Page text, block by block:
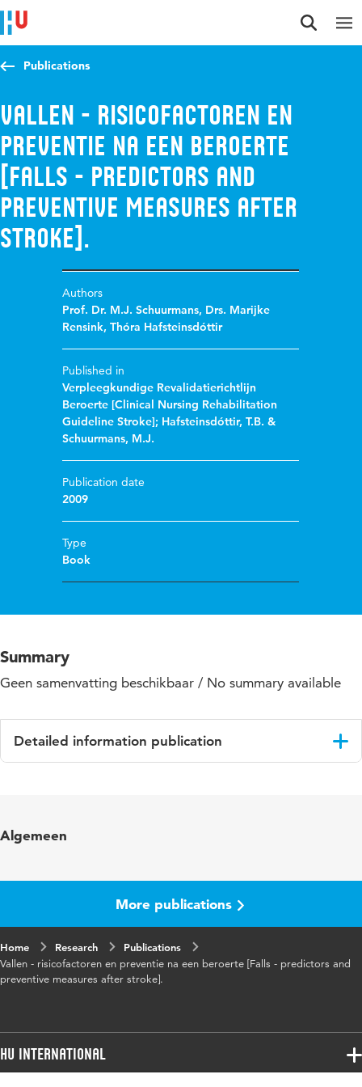
Jump to content
Jump to navigation
Jump to search
Publications
Vallen - risicofactoren en
preventie na een beroerte
[Falls - predictors and
preventive measures after
stroke].
Authors
Prof. Dr. M.J. Schuurmans, Drs. Marijke
Rensink,Thóra Hafsteinsdóttir
Published in
Verpleegkundige Revalidatierichtlijn
Beroerte [Clinical Nursing Rehabilitation
Guideline Stroke]; Hafsteinsdóttir, T.B. &
Schuurmans, M.J.
Publication date
2009
Type
Book
Summary
Geen samenvatting beschikbaar / No summary available
Detailed information publication
in
Algemeen
More publications
Home Research
Publications
Vallen - risicofactoren en preventie na een beroerte [Falls - predictors and
preventive measures after stroke].
HU International